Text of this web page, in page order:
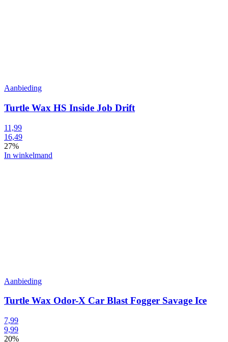
Aanbieding
Turtle Wax HS Inside Job Drift
11,99
16,49
27%
In winkelmand
Aanbieding
Turtle Wax Odor-X Car Blast Fogger Savage Ice
7,99
9,99
20%